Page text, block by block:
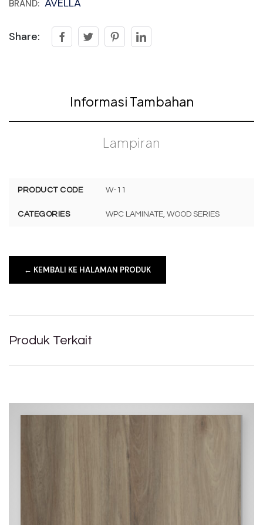
BRAND: AVELLA
Share:
Informasi Tambahan
Lampiran
PRODUCT CODE W-11
CATEGORIES WPC LAMINATE, WOOD SERIES
← KEMBALI KE HALAMAN PRODUK
Produk Terkait